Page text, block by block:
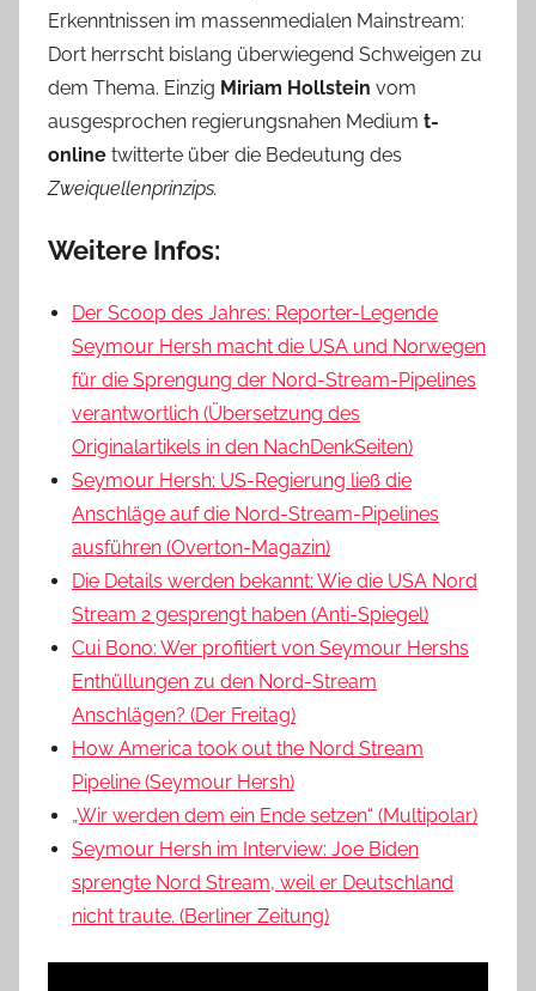
Erkenntnissen im massenmedialen Mainstream:
Dort herrscht bislang überwiegend Schweigen zu
dem Thema. Einzig Miriam Hollstein vom
ausgesprochen regierungsnahen Medium t-
online twitterte über die Bedeutung des
Zweiquellenprinzips.
Weitere Infos:
Der Scoop des Jahres: Reporter-Legende
Seymour Hersh macht die USA und Norwegen
für die Sprengung der Nord-Stream-Pipelines
verantwortlich (Übersetzung des
Originalartikels in den NachDenkSeiten)
Seymour Hersh: US-Regierung ließ die
Anschläge auf die Nord-Stream-Pipelines
ausführen (Overton-Magazin)
Die Details werden bekannt: Wie die USA Nord
Stream 2 gesprengt haben (Anti-Spiegel)
Cui Bono: Wer profitiert von Seymour Hershs
Enthüllungen zu den Nord-Stream
Anschlägen? (Der Freitag)
How America took out the Nord Stream
Pipeline (Seymour Hersh)
„Wir werden dem ein Ende setzen“ (Multipolar)
Seymour Hersh im Interview: Joe Biden
sprengte Nord Stream, weil er Deutschland
nicht traute. (Berliner Zeitung)